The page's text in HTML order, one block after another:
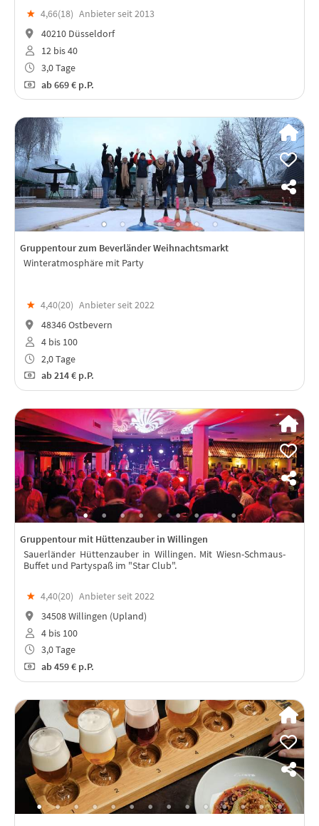
★ 4,66(18) Anbieter seit 2013
40210 Düsseldorf
12 bis 40
3,0 Tage
ab669 € p.P.
Gruppentour zum Beverländer Weihnachtsmarkt
Winteratmosphäre mit Party
★ 4,40(20) Anbieter seit 2022
48346 Ostbevern
4 bis 100
2,0 Tage
ab214 € p.P.
Gruppentour mit Hüttenzauber in Willingen
Sauerländer Hüttenzauber in Willingen. Mit Wiesn-Schmaus-
Buffet und Partyspaß im "Star Club".
★ 4,40(20) Anbieter seit 2022
34508 Willingen (Upland)
4 bis 100
3,0 Tage
ab459 € p.P.